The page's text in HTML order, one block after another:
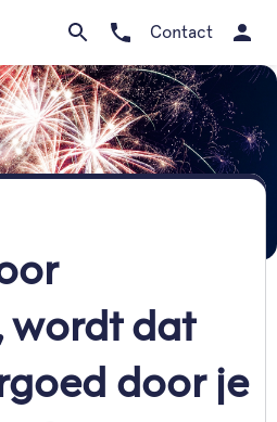
Contact
wordt dat
door je